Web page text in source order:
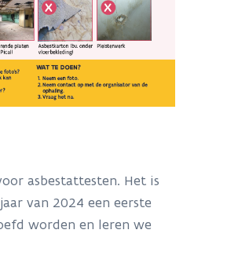
asbestattesten. Het is
van 2024 een eerste
worden en leren we